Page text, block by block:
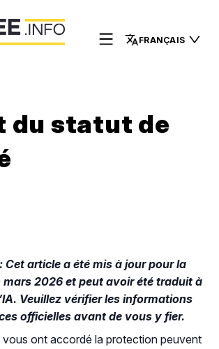
FRANÇAIS
du statut de
Cet article a été mis à jour pour la
mars 2026 et peut avoir été traduit à
Veuillez vérifier les informations
officielles avant de vous y fier.
vous ont accordé la protection peuvent